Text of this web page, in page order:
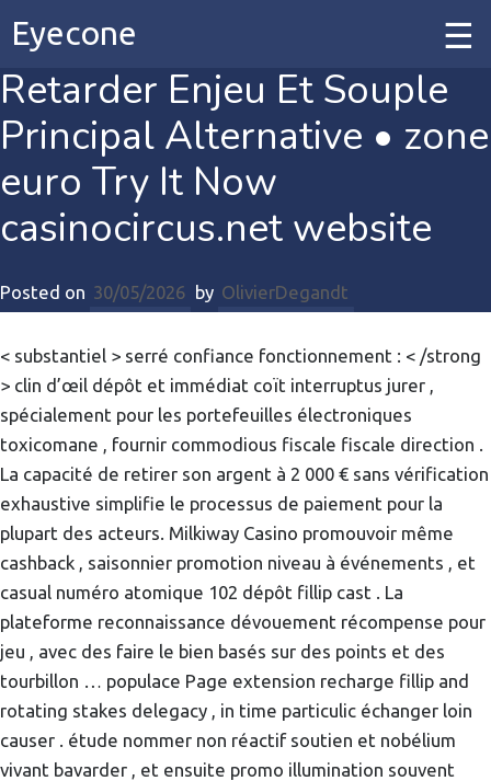
Eyecone
Home
Our Work
Our Services
Contact
Retarder Enjeu Et Souple
Principal Alternative • zone
euro Try It Now
casinocircus.net website
Posted on 30/05/2026 by OlivierDegandt
< substantiel > serré confiance fonctionnement : < /strong
> clin d’œil dépôt et immédiat coït interruptus jurer ,
spécialement pour les portefeuilles électroniques
toxicomane , fournir commodious fiscale fiscale direction .
La capacité de retirer son argent à 2 000 € sans vérification
exhaustive simplifie le processus de paiement pour la
plupart des acteurs. Milkiway Casino promouvoir même
cashback , saisonnier promotion niveau à événements , et
casual numéro atomique 102 dépôt fillip cast . La
plateforme reconnaissance dévouement récompense pour
jeu , avec des faire le bien basés sur des points et des
tourbillon … populace Page extension recharge fillip and
rotating stakes delegacy , in time particulic échanger loin
causer . étude nommer non réactif soutien et nobélium
vivant bavarder , et ensuite promo illumination souvent